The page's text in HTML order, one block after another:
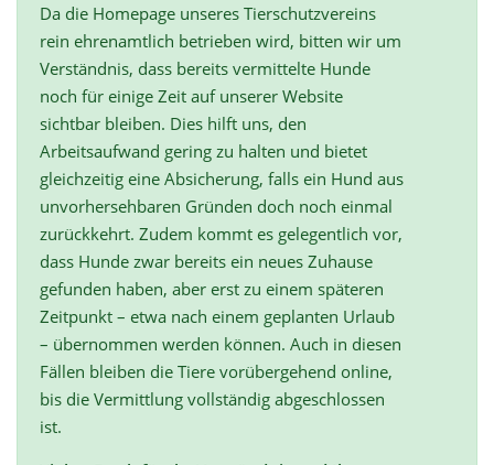
Da die Homepage unseres Tierschutzvereins
rein ehrenamtlich betrieben wird, bitten wir um
Verständnis, dass bereits vermittelte Hunde
noch für einige Zeit auf unserer Website
sichtbar bleiben. Dies hilft uns, den
Arbeitsaufwand gering zu halten und bietet
gleichzeitig eine Absicherung, falls ein Hund aus
unvorhersehbaren Gründen doch noch einmal
zurückkehrt. Zudem kommt es gelegentlich vor,
dass Hunde zwar bereits ein neues Zuhause
gefunden haben, aber erst zu einem späteren
Zeitpunkt – etwa nach einem geplanten Urlaub
– übernommen werden können. Auch in diesen
Fällen bleiben die Tiere vorübergehend online,
bis die Vermittlung vollständig abgeschlossen
ist.